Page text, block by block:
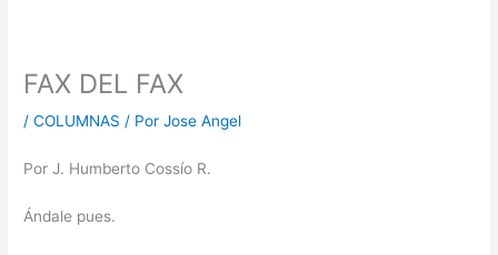
FAX DEL FAX
/COLUMNAS / PorJose Angel
Por J. Humberto Cossío R.
Ándale pues.